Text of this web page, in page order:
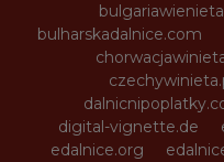
bulharskadalnice.com
digital-vignette.de
edalnice.org